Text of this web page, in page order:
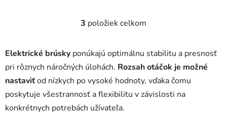
O
l
á
d
a
c
i
3 položiek celkom
Elektrické brúsky ponúkajú optimálnu stabilitu a presnosť
pri rôznych náročných úlohách. Rozsah otáčok je možné
nastaviťod nízkych po vysoké hodnoty, vďaka čomu
poskytuje všestrannosť a flexibilitu v závislosti na
konkrétnych potrebách užívateľa.